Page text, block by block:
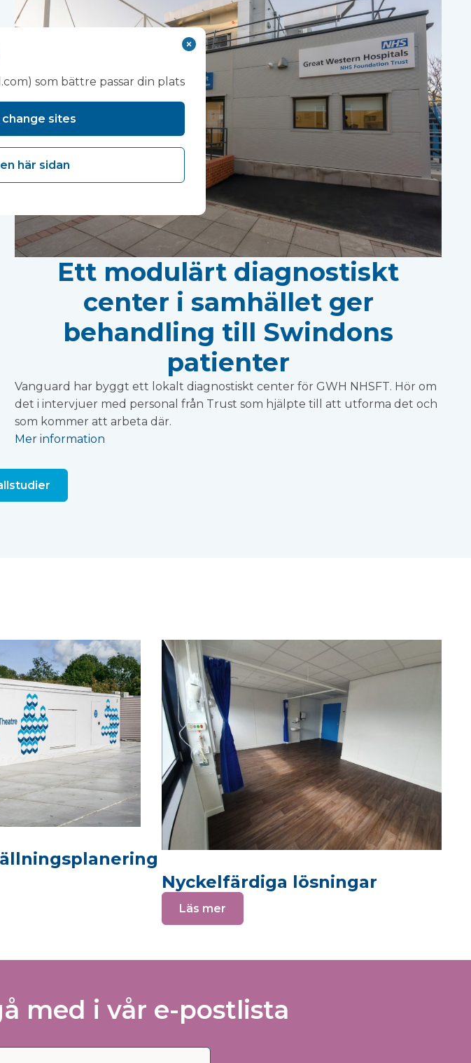
Ett modulärt diagnostiskt
center i samhället ger
behandling till Swindons
patienter
Vanguard har byggt ett lokalt diagnostiskt center för GWH NHSFT. Hör om
det i intervjuer med personal från Trust som hjälpte till att utforma det och
som kommer att arbeta där.
Mer information
Nyckelfärdiga lösningar
Läs mer
med i vår e-postlista
som bättre passar din plats
sites
här sidan